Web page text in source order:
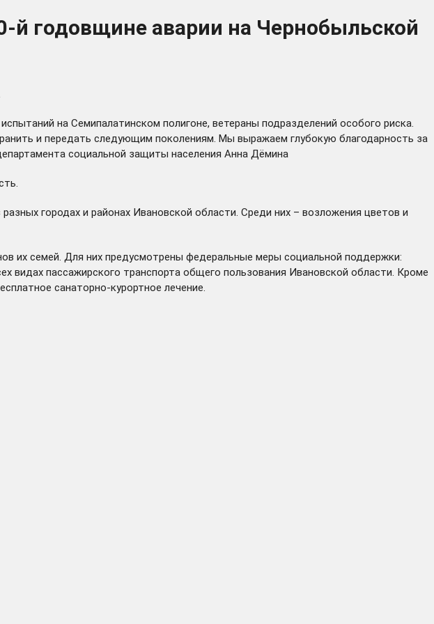
й годовщине аварии на Чернобыльской
на Семипалатинском полигоне, ветераны подразделений особого риска.
и передать следующим поколениям. Мы выражаем глубокую благодарность за
социальной защиты населения Анна Дёмина
городах и районах Ивановской области. Среди них – возложения цветов и
их семей. Для них предусмотрены федеральные меры социальной поддержки:
видах пассажирского транспорта общего пользования Ивановской области. Кроме
санаторно-курортное лечение.